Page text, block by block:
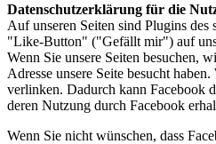
Datenschutzerklärung für die
Auf unseren Seiten sind Plugins
"Like-Button" ("Gefällt mir") auf
Wenn Sie unsere Seiten besuchen,
Adresse unsere Seite besucht
verlinken. Dadurch kann Facebook
deren Nutzung durch Facebook
Wenn Sie nicht wünschen, dass